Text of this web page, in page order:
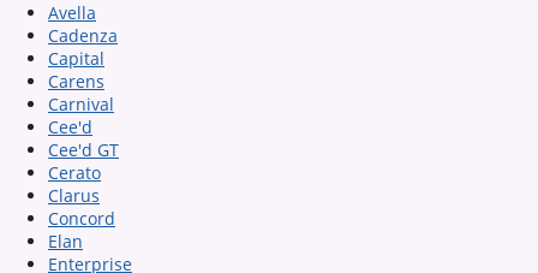
Avella
Cadenza
Capital
Carens
Carnival
Cee'd
Cee'd GT
Cerato
Clarus
Concord
Elan
Enterprise